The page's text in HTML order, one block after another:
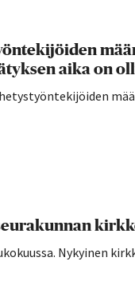
aika on
Nykyinen